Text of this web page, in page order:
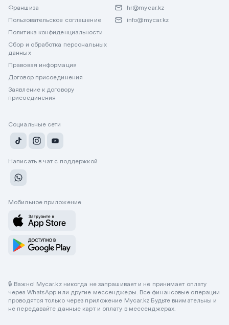
Франшиза
Пользовательское соглашение
Политика конфиденциальности
Сбор и обработка персональных
данных
Правовая информация
Договор присоединения
Заявление к договору
присоединения
hr@mycar.kz
info@mycar.kz
Социальные сети
Написать в чат с поддержкой
Мобильное приложение
🔒 Важно! Mycar.kz никогда не запрашивает и не принимает оплату
через WhatsApp или другие мессенджеры. Все финансовые операции
проводятся только через приложение Mycar.kz Будьте внимательны и
не передавайте данные карт и оплату в мессенджерах.